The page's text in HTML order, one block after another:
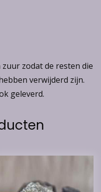
zodat de resten die
verwijderd zijn.
geleverd.